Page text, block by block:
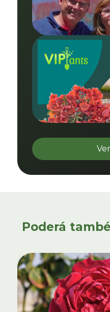
Poderá